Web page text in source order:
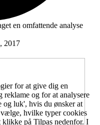
en omfattende analyse
2017
for at give dig en
reklame og for at analysere
luk', hvis du ønsker at
hvilke typer cookies
klikke på Tilpas nedenfor. I